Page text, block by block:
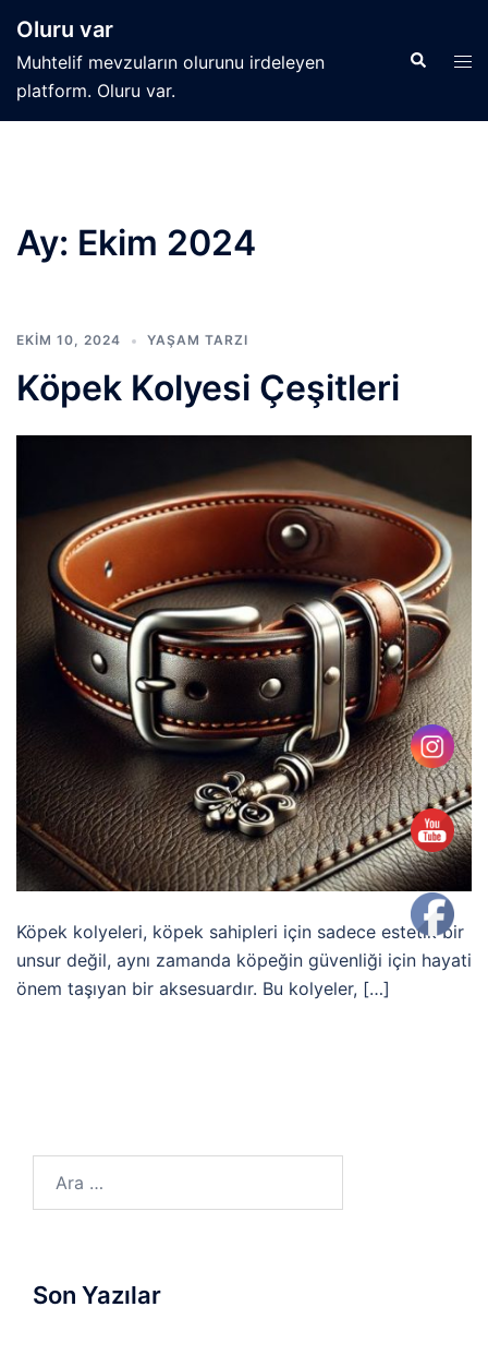
atlaOluru var
Muhtelif mevzuların olurunu irdeleyen
platform. Oluru var.
Search
Ay: Ekim 2024
EKIM 10, 2024 YAŞAM TARZI
Köpek Kolyesi Çeşitleri
Köpek kolyeleri, köpek sahipleri için sadece estetik bir
unsur değil, aynı zamanda köpeğin güvenliği için hayati
önem taşıyan bir aksesuardır. Bu kolyeler, […]
Son Yazılar